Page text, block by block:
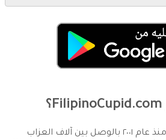
يقوم FilipinoCupid.com منذ عام ٢٠٠١ بالوصل بين آلاف العزاب